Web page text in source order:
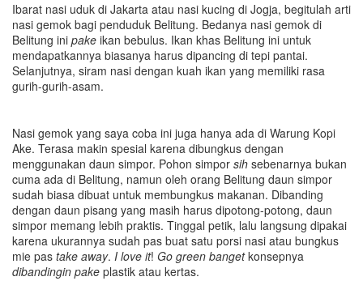
Ibarat nasi uduk di Jakarta atau nasi kucing di Jogja, begitulah arti
nasi gemok bagi penduduk Belitung. Bedanya nasi gemok di
Belitung ini pake ikan bebulus. Ikan khas Belitung ini untuk
mendapatkannya biasanya harus dipancing di tepi pantai.
Selanjutnya, siram nasi dengan kuah ikan yang memiliki rasa
gurih-gurih-asam.
Nasi gemok yang saya coba ini juga hanya ada di Warung Kopi
Ake. Terasa makin spesial karena dibungkus dengan
menggunakan daun simpor. Pohon simpor sih sebenarnya bukan
cuma ada di Belitung, namun oleh orang Belitung daun simpor
sudah biasa dibuat untuk membungkus makanan. Dibanding
dengan daun pisang yang masih harus dipotong-potong, daun
simpor memang lebih praktis. Tinggal petik, lalu langsung dipakai
karena ukurannya sudah pas buat satu porsi nasi atau bungkus
mie pas take away. I love it! Go green bangetkonsepnya
dibandingin pake plastik atau kertas.